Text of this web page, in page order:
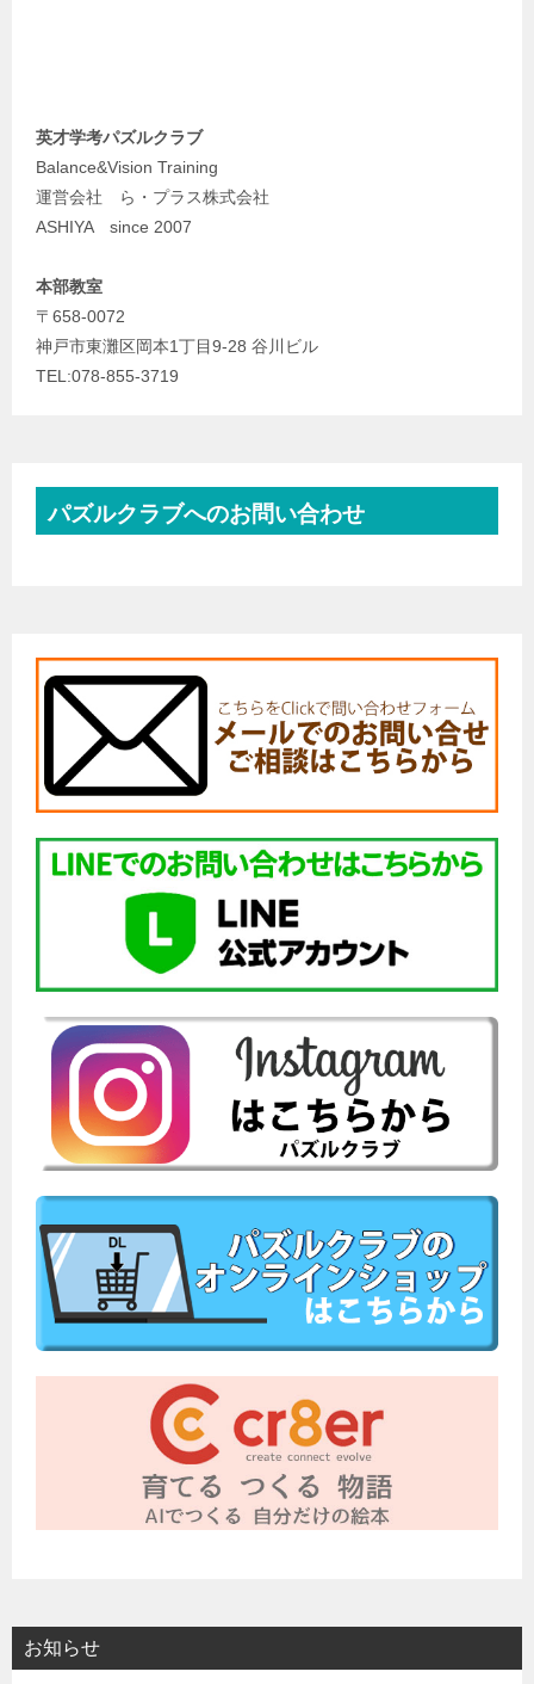
英才学考パズルクラブ
Balance&Vision Training
運営会社 ら・プラス株式会社
ASHIYA since 2007
本部教室
〒658-0072
神戸市東灘区岡本1丁目9-28 谷川ビル
TEL:078-855-3719
パズルクラブへのお問い合わせ
お知らせ